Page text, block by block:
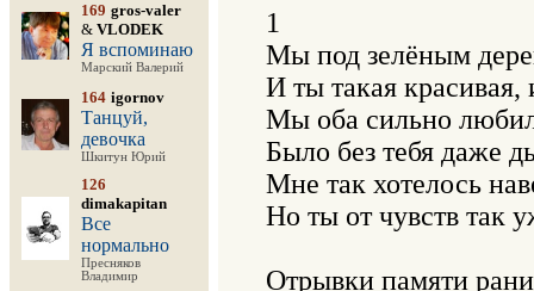
169 gros-valer
& VLODEK
Я вспоминаю
Марский Валерий
164 igornov
Танцуй,
девочка
Шкитун Юрий
126
dimakapitan
Все
нормально
Пресняков
Владимир
1
Мы под зелёным
И ты такая
Мы оба сильно
Было без тебя даже
Мне так хотелось
Но ты от чувств так
Отрывки памяти